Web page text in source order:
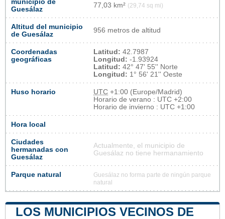
municipio de
Guesálaz
77,03 km² (29,74 sq mi)
Altitud del municipio
de Guesálaz
956 metros de altitud
Coordenadas
geográficas
Latitud: 42.7987
Longitud: -1.93924
Latitud: 42° 47' 55'' Norte
Longitud: 1° 56' 21'' Oeste
Huso horario UTC +1:00 (Europe/Madrid)
Horario de verano : UTC +2:00
Horario de invierno : UTC +1:00
Hora local
Ciudades
hermanadas con
Guesálaz
Actualmente, el municipio de
Guesálaz no tiene hermanamiento
Parque natural
Guesálaz no forma parte de ningún parque
natural
LOS MUNICIPIOS VECINOS DE